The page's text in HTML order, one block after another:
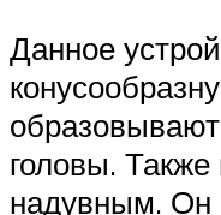
Данное
головы.
надувным. Он